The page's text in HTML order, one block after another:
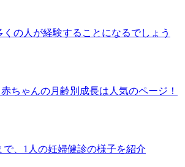
の人が経験することになるでしょう
ちゃんの月齢別成長は人気のページ！
、1人の妊婦健診の様子を紹介